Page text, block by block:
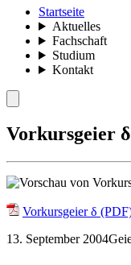
Startseite
Aktuelles
Fachschaft
Studium
Kontakt
Vorkursgeier δ
Vorkursgeier δ
13. September 2004